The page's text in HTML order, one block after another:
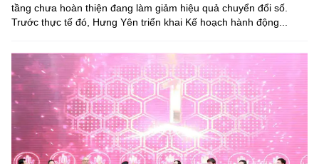
tầng chưa hoàn thiện đang làm giảm hiệu quả chuyển đổi số.
Trước thực tế đó, Hưng Yên triển khai Kế hoạch hành động...